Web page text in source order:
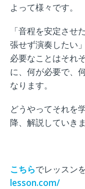
よって様々です。
「音程を安定させ
張せず演奏したい
必要なことはそれ
に、何が必要で、
なります。
どうやってそれを
降、解説していきま
こちらでレッスン
lesson.com/